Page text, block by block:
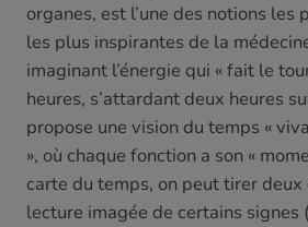
organes, est l’une des notions les
les plus inspirantes de la
imaginant l’énergie qui « fait le
heures, s’attardant deux heures
propose une vision du temps «
», où chaque fonction a son «
carte du temps, on peut tirer deux
lecture imagée de certains signes